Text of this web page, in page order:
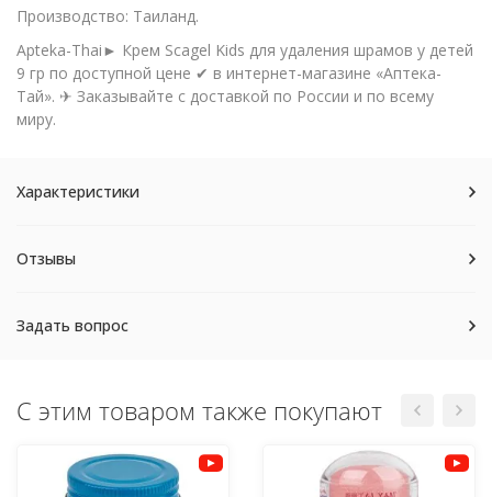
Производство: Таиланд.
Apteka-Thai► Крем Scagel Kids для удаления шрамов у детей
9 гр по доступной цене ✔ в интернет-магазине «Аптека-
Тай». ✈ Заказывайте с доставкой по России и по всему
миру.
Характеристики
Отзывы
Задать вопрос
С этим товаром также покупают